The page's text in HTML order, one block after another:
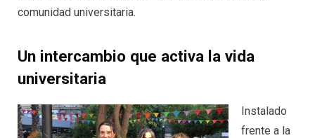
comunidad universitaria.
Un intercambio que activa la vida
universitaria
Instalado
frente a la